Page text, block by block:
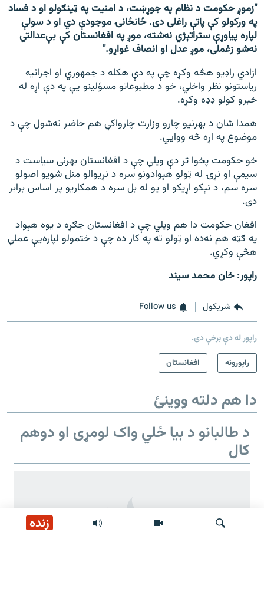
زنده
"زموږ حکومت د نظام په جوړښت، د امنیت په ټینګولو او د فساد
په ورکولو کې پاتې راغلی دی. ځانځانۍ موجودې دي او د سولې
لپاره پیاوړې ستراتېژي نه‌شته، موږ په افغانستان کې بې‌عدالتي
نه‌شو زغملی، موږ عدل او انصاف غواړو."
ازادي راډيو هڅه وکړه چې په دې هکله د جمهوري او اجرائیه
ریاستونو نظر واخلي، خو د مطبوعاتو مسؤلینو یې په دې اړه له
خبرو کولو ډډه وکړه.
همدا شان د بهرنیو چارو وزارت چارواکي هم حاضر نه‌شول چې د
موضوع په اړه څه ووايي.
خو حکومت پخوا تر دې ویلي چې د افغانستان بهرنی سیاست د
سیمې او نړۍ له ټولو هېوادونو سره د نړیوالو منل شویو اصولو
سره سم، د نېکو اړیکو او یو له بل سره د همکاریو پر اساس برابر
دی.
افغان حکومت دا هم ویلي چې د افغانستان جګړه د یوه هېواد
په ګټه هم نه‌ده او ټولو ته په کار ده چې د ختمولو لپاره‌یې عملي
هڅې وکړي.
راپور: خان محمد سیند
شريکول Follow us
راپور له دې برخې دی.
راپورونه
افغانستان
دا هم دلته ووینئ
د طالبانو د بیا ځلي واک لومړی او دوهم
کال